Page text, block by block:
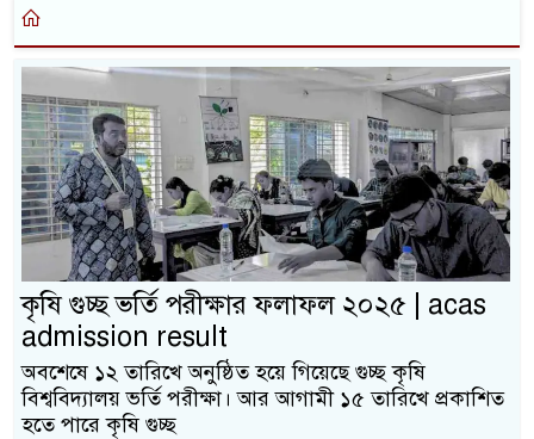
কৃষি গুচ্ছ ভর্তি পরীক্ষার ফলাফল ২০২৫ | acas
admission result
অবশেষে ১২ তারিখে অনুষ্ঠিত হয়ে গিয়েছে গুচ্ছ কৃষি
বিশ্ববিদ্যালয় ভর্তি পরীক্ষা। আর আগামী ১৫ তারিখে প্রকাশিত
হতে পারে কৃষি গুচ্ছ